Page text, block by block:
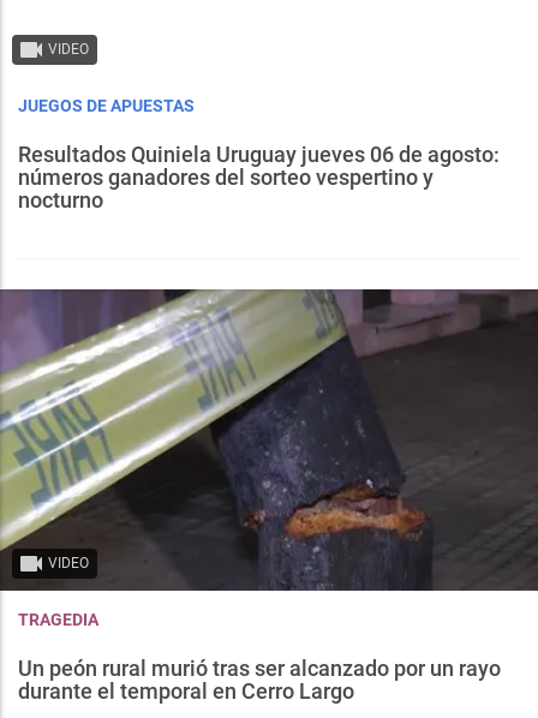
VIDEO
JUEGOS DE APUESTAS
Resultados Quiniela Uruguay jueves 06 de agosto:
números ganadores del sorteo vespertino y
nocturno
VIDEO
TRAGEDIA
Un peón rural murió tras ser alcanzado por un rayo
durante el temporal en Cerro Largo